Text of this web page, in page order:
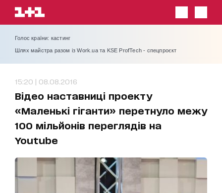
Голос країни: кастинг
Шлях майстра разом із Work.ua та KSE ProfTech - спецпроєкт
15:20 | 08.08.2016
Відео наставниці проекту
«Маленькі гіганти» перетнуло межу
100 мільйонів переглядів на
Youtube